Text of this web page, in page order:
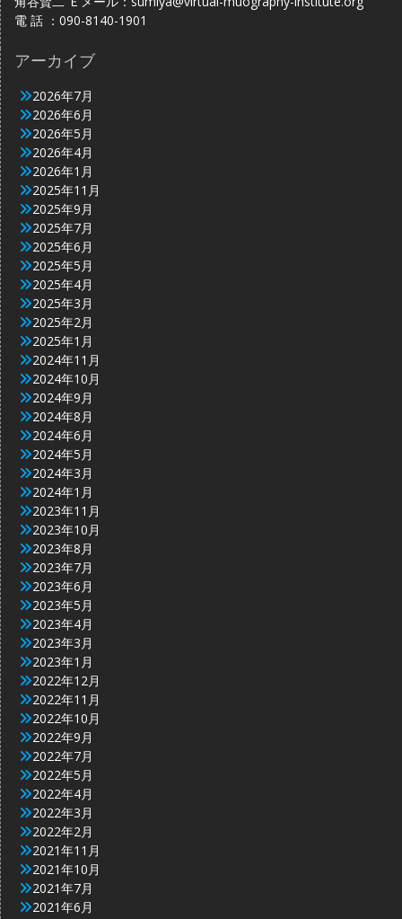
電 話 ：090-8140-1901
アーカイブ
2026年7月
2026年6月
2026年5月
2026年4月
2026年1月
2025年11月
2025年9月
2025年7月
2025年6月
2025年5月
2025年4月
2025年3月
2025年2月
2025年1月
2024年11月
2024年10月
2024年9月
2024年8月
2024年6月
2024年5月
2024年3月
2024年1月
2023年11月
2023年10月
2023年8月
2023年7月
2023年6月
2023年5月
2023年4月
2023年3月
2023年1月
2022年12月
2022年11月
2022年10月
2022年9月
2022年7月
2022年5月
2022年4月
2022年3月
2022年2月
2021年11月
2021年10月
2021年7月
2021年6月